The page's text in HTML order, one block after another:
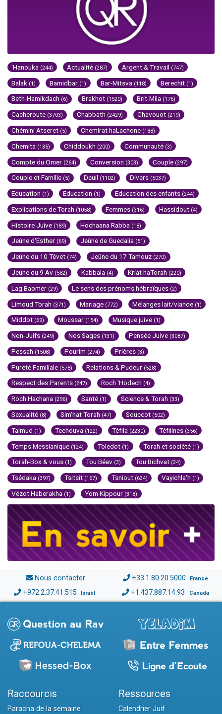
'Hanouka (244) Actualité (287) Argent & Travail (747)
Balak (1) Bamidbar (1) Bar-Mitsva (118) Berechit (1)
Beth-Hamikdach (6) Brakhot (1520) Brit-Mila (176)
Cacheroute (3703) Chabbath (2429) Chavouot (219)
Chémini Atseret (5) Chemirat haLachone (188)
Chemita (135) Chiddoukh (200) Communauté (3)
Compte du Omer (264) Conversion (303) Couple (297)
Couple et Famille (5) Deuil (1102) Divers (5037)
Education (1) Education (1) Education des enfants (244)
Explications de Torah (1058) Femmes (316) Hassidout (4)
Histoire Juive (189) Hochaana Rabba (18)
Jeûne d'Esther (69) Jeûne de Guedalia (51)
Jeûne du 10 Tévet (74) Jeûne du 17 Tamouz (270)
Jeûne du 9 Av (582) Kabbala (4) Kriat haTorah (220)
Lag Baomer (29) Le sens des prénoms hébraïques (2)
Limoud Torah (371) Mariage (772) Mélanges lait/viande (1)
Middot (69) Moussar (154) Musique juive (1)
Non-Juifs (249) Nos Sages (131) Pensée Juive (3087)
Pessah (1508) Pourim (274) Prières (3)
Pureté Familiale (578) Relations & Pudeur (528)
Respect des Parents (247) Roch 'Hodech (4)
Roch Hachana (296) Santé (1) Science & Torah (33)
Sexualité (8) Sim'hat Torah (47) Souccot (502)
Talmud (1) Techouva (122) Téfila (2230) Téfilines (356)
Temps Messianique (124) Toledot (1) Torah et société (1)
Torah-Box & vous (1) Tou Béav (3) Tou Bichvat (24)
Tsédaka (397) Tsitsit (167) Tsniout (634) Vayichla'h (1)
Vézot Haberakha (1) Yom Kippour (318)
Nous contacter +33.1.80.20.5000 France
+972.2.37.41.515 Israël +1.437.887.14.93 Canada
Raccourcis
Paracha de la semaine
Ressources
Calendrier Juif